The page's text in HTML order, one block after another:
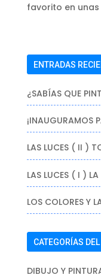
favorito en
ENTRADAS
¿SABÍAS QUE
¡INAUGURAMOS
LAS LUCES ( II )
LAS LUCES ( I )
LOS COLORES Y
CATEGORÍAS
DIBUJO Y